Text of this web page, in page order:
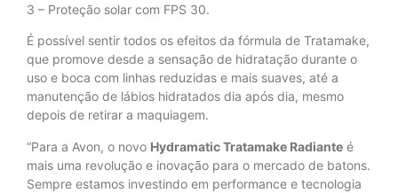
3 – Proteção solar com FPS 30.
É possível sentir todos os efeitos da fórmula de Tratamake,
que promove desde a sensação de hidratação durante o
uso e boca com linhas reduzidas e mais suaves, até a
manutenção de lábios hidratados dia após dia, mesmo
depois de retirar a maquiagem.
“Para a Avon, o novo Hydramatic Tratamake Radiante é
mais uma revolução e inovação para o mercado de batons.
Sempre estamos investindo em performance e tecnologia